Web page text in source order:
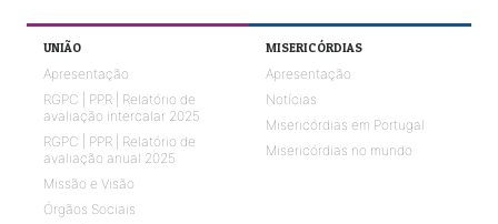
UNIÃO
Apresentação
RGPC | PPR | Relatório de
avaliação intercalar 2025
RGPC | PPR | Relatório de
avaliação anual 2025
Missão e Visão
Órgãos Sociais
MISERICÓRDIAS
Apresentação
Notícias
Misericórdias em Portugal
Misericórdias no mundo